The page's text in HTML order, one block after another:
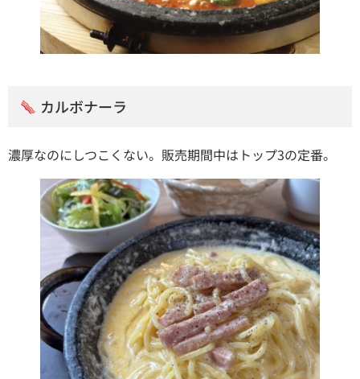
カルボナーラ
濃厚なのにしつこくない。販売期間中はトップ3の定番。